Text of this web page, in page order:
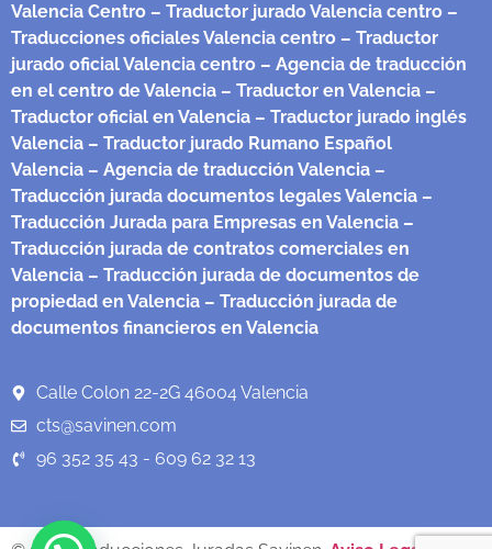
Valencia Centro – Traductor jurado Valencia centro –
Traducciones oficiales Valencia centro – Traductor
jurado oficial Valencia centro – Agencia de traducción
en el centro de Valencia – Traductor en Valencia –
Traductor oficial en Valencia – Traductor jurado inglés
Valencia – Traductor jurado Rumano Español
Valencia – Agencia de traducción Valencia –
Traducción jurada documentos legales Valencia –
Traducción Jurada para Empresas en Valencia –
Traducción jurada de contratos comerciales en
Valencia – Traducción jurada de documentos de
propiedad en Valencia – Traducción jurada de
documentos financieros en Valencia
Calle Colon 22-2G 46004 Valencia
cts@savinen.com
96 352 35 43 - 609 62 32 13